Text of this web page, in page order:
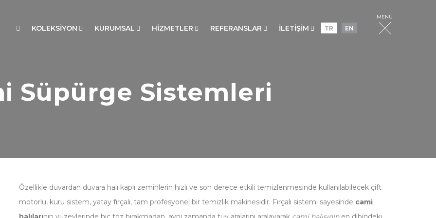
MENÜ
KOLEKSİYON KURUMSAL HİZMETLER REFERANSLAR İLETİŞİM TR EN
Süpürge Sistemleri
Özellikle duvardan duvara halı kaplı zeminlerin hızlı ve son derece etkili temizlenmesinde kullanılabilecek çift
motorlu, kuru sistem, yatay fırçalı, tam profesyonel bir temizlik makinesidir. Fırçalı sistemi sayesinde cami